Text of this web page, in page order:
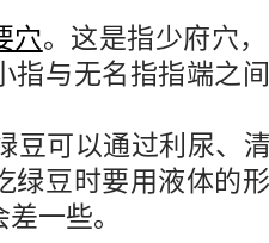
穴。这是指少府穴
指与无名指指端之
豆可以通过利尿、
绿豆时要用液体的
一些。